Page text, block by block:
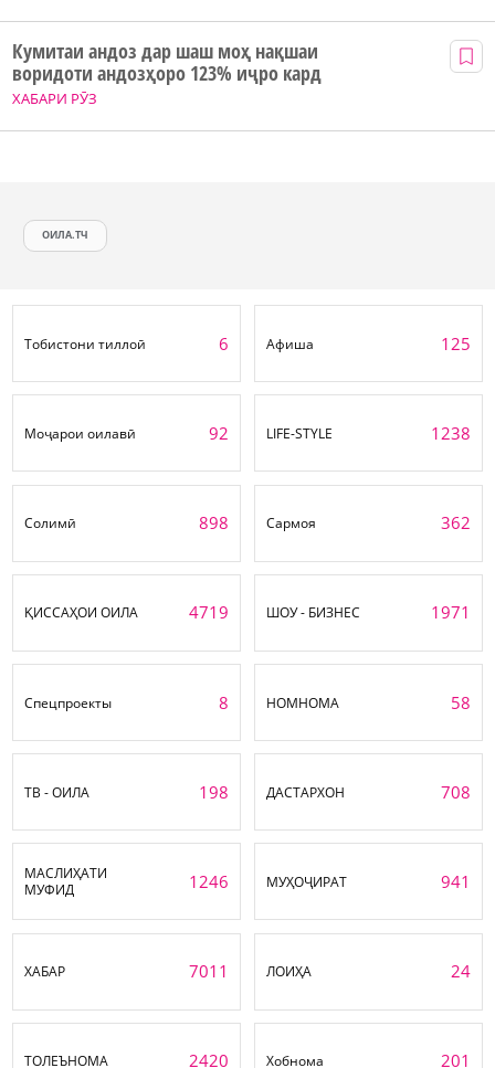
ХАБАРИ РӮЗ
Кумитаи андоз дар шаш моҳ нақшаи
воридоти андозҳоро 123% иҷро кард
ОИЛА.ТЧ
Тобистони тиллоӣ 6 Афиша 125
Моҷарои оилавӣ 92 LIFE-STYLE 1238
Солимӣ 898 Сармоя 362
ҚИССАҲОИ ОИЛА 4719 ШОУ - БИЗНЕС 1971
Спецпроекты 8 НОМНОМА 58
ТВ - ОИЛА 198 ДАСТАРХОН 708
МАСЛИҲАТИ
МУФИД
1246 МУҲОҶИРАТ 941
ХАБАР 7011 ЛОИҲА 24
ТОЛЕЪНОМА 2420 Хобнома 201